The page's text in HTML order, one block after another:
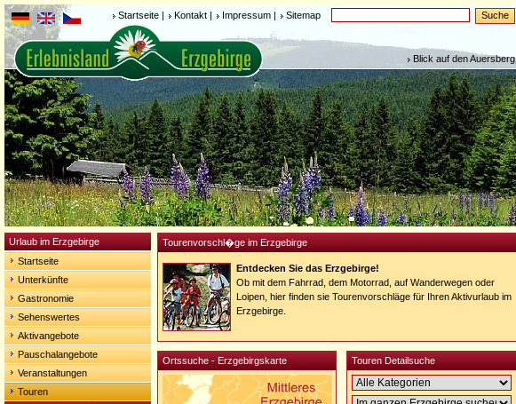
Startseite | Kontakt | Impressum | Sitemap
Blick auf den Auersberg
Urlaub im Erzgebirge
Startseite
Unterkünfte
Gastronomie
Sehenswertes
Aktivangebote
Pauschalangebote
Veranstaltungen
Touren
Tourenvorschl�ge im Erzgebirge
Entdecken Sie das Erzgebirge!
Ob mit dem Fahrrad, dem Motorrad, auf Wanderwegen oder
Loipen, hier finden sie Tourenvorschläge für Ihren Aktivurlaub im
Erzgebirge.
Ortssuche - Erzgebirgskarte Touren Detailsuche